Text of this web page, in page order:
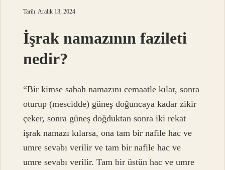
Tarih: Aralık 13, 2024
İşrak namazının fazileti
nedir?
“Bir kimse sabah namazını cemaatle kılar, sonra
oturup (mescidde) güneş doğuncaya kadar zikir
çeker, sonra güneş doğduktan sonra iki rekat
işrak namazı kılarsa, ona tam bir nafile hac ve
umre sevabı verilir ve tam bir nafile hac ve
umre sevabı verilir. Tam bir üstün hac ve umre